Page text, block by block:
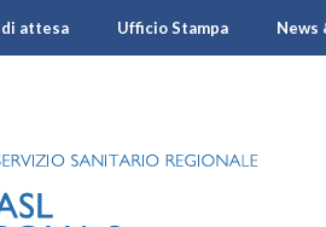
attesa Ufficio Stampa News